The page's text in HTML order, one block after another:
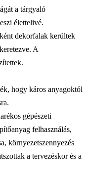
a tárgyaló
élettelivé.
dekorfalak kerültek
A
hogy káros anyagoktól
gépészeti
felhasználás,
környezetszennyezés
a tervezéskor és a